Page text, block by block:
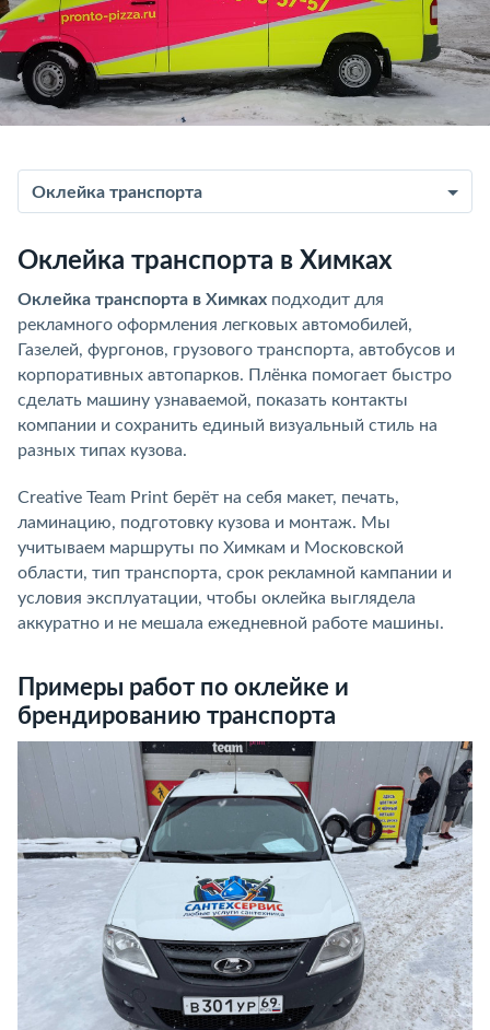
Оклейка транспорта
Оклейка транспорта в Химках
Оклейка транспорта в Химках подходит для
рекламного оформления легковых автомобилей,
Газелей, фургонов, грузового транспорта, автобусов и
корпоративных автопарков. Плёнка помогает быстро
сделать машину узнаваемой, показать контакты
компании и сохранить единый визуальный стиль на
разных типах кузова.
Creative Team Print берёт на себя макет, печать,
ламинацию, подготовку кузова и монтаж. Мы
учитываем маршруты по Химкам и Московской
области, тип транспорта, срок рекламной кампании и
условия эксплуатации, чтобы оклейка выглядела
аккуратно и не мешала ежедневной работе машины.
Примеры работ по оклейке и
брендированию транспорта